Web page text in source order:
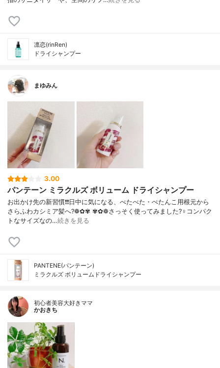
凛恋(rinRen)
ドライシャンプー
まゆみん
3.00
パンテーン ミラクルズ ボリューム ドライシャンプー
お出かけ先の新習慣❗️❗️日中に気になる、べたべた・ぺたんこ用根元から
さらふわカシミア髪へ?❁✿✾ ✾✿❁︎さっそく使ってみました?‍♀️コンパク
トなサイズなの…続きを見る
PANTENE(パンテーン)
ミラクルズ ボリュームドライシャンプー
初心者美容大好きママ
かおきち